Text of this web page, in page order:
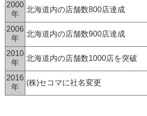
2000
年
北海道内の店舗数800店達成
2006
年
北海道内の店舗数900店達成
2010
年
北海道内の店舗数1000店を突破
2016
年
(株)セコマに社名変更